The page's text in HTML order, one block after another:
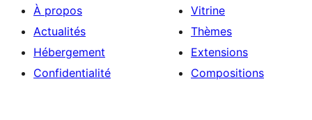
À propos
Actualités
Hébergement
Confidentialité
Vitrine
Thèmes
Extensions
Compositions